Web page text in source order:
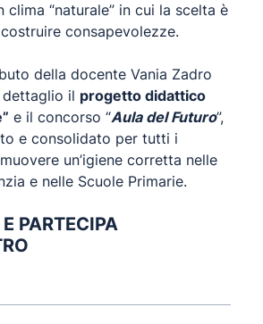
clima “naturale” in cui la scelta è
consapevolezze.
della docente Vania Zadro
dettaglio il progetto didattico
e il concorso “Aula del Futuro”,
e consolidato per tutti i
un’igiene corretta nelle
e nelle Scuole Primarie.
PARTECIPA